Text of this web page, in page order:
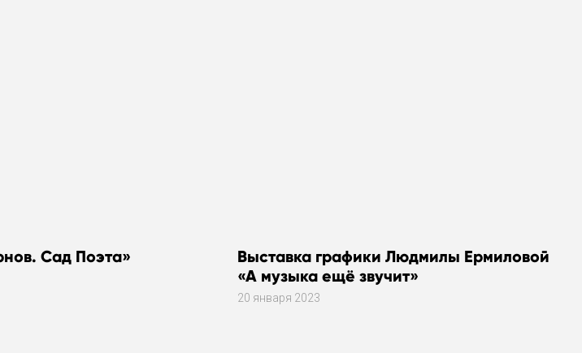
Сад Поэта»
Выставка графики Людмилы Ермиловой
«А музыка ещё звучит»
20 января 2023